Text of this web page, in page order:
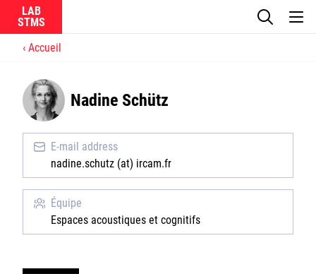
LAB
Ircam
La recherche
Actualités
Équipes
Accueil
Nadine Schütz
E-mail address
nadine.schutz (at) ircam.fr
Équipe
Espaces acoustiques et cognitifs